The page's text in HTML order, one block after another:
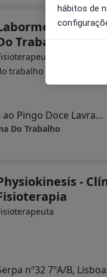
Trabalho
Enfermeiro,
trabalho
Rua 39 Nº2 - Junto ao Pingo Doce Lavradio, Barreiro
Do Trabalho
-
nº32 7ºA/B, Lisboa
hábitos de